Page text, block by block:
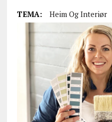
TEMA: Heim Og Interiør